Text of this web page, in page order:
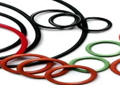
двигателя